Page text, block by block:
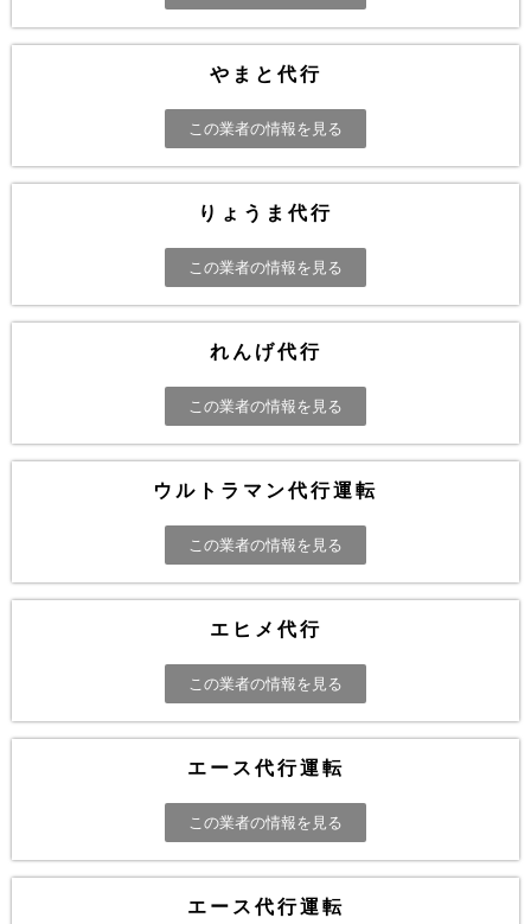
やまと代行
この業者の情報を見る
りょうま代行
この業者の情報を見る
れんげ代行
この業者の情報を見る
ウルトラマン代行運転
この業者の情報を見る
エヒメ代行
この業者の情報を見る
エース代行運転
この業者の情報を見る
エース代行運転